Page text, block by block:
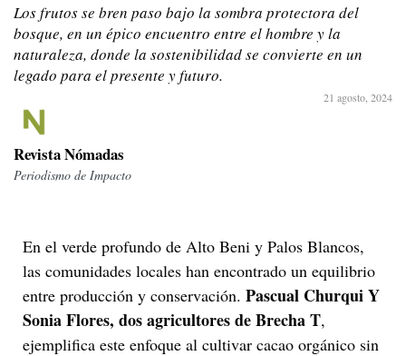
Los frutos se bren paso bajo la sombra protectora del
bosque, en un épico encuentro entre el hombre y la
naturaleza, donde la sostenibilidad se convierte en un
legado para el presente y futuro.
21 agosto, 2024
Revista Nómadas
Periodismo de Impacto
En el verde profundo de Alto Beni y Palos Blancos,
las comunidades locales han encontrado un equilibrio
entre producción y conservación. Pascual Churqui Y
Sonia Flores, dos agricultores de Brecha T,
ejemplifica este enfoque al cultivar cacao orgánico sin